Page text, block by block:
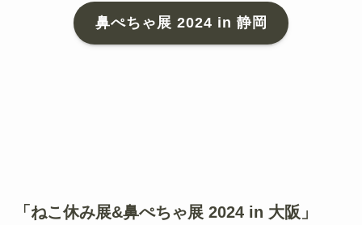
鼻ぺちゃ展 2024 in 静岡
「ねこ休み展&鼻ぺちゃ展 2024 in 大阪」